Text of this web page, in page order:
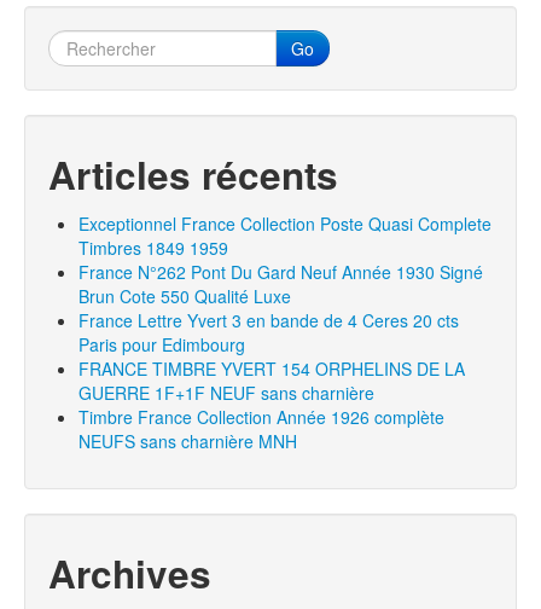
Go
Articles récents
Exceptionnel France Collection Poste Quasi Complete
Timbres 1849 1959
France N°262 Pont Du Gard Neuf Année 1930 Signé
Brun Cote 550 Qualité Luxe
France Lettre Yvert 3 en bande de 4 Ceres 20 cts
Paris pour Edimbourg
FRANCE TIMBRE YVERT 154 ORPHELINS DE LA
GUERRE 1F+1F NEUF sans charnière
Timbre France Collection Année 1926 complète
NEUFS sans charnière MNH
Archives